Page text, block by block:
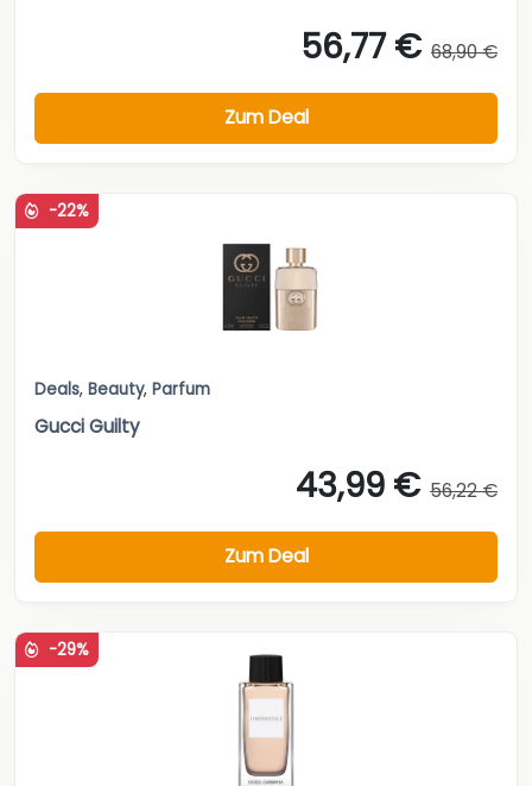
56,77 € 68,90 €
Zum Deal
-22%
Deals, Beauty, Parfum
Gucci Guilty
43,99 € 56,22 €
Zum Deal
-29%